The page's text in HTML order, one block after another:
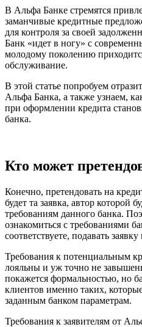
В Альфа Банке стремятся
заманчивые кредитные
для контроля за своей
Банк «идет в ногу» с
молодому поколению
обслуживание.
В этой статье попробуем
Альфа Банка, а также узнаем,
при оформлении кредита
банка.
Кто может
Конечно, претендовать на
будет та заявка, автор которой
требованиям данного банка.
ознакомиться с требованиями
соответствуете, подавать
Требования к потенциальным
лояльны и уж точно не
покажется формальностью, но
клиентов именно таких,
заданным банком параметрам.
Требования к заявителям от